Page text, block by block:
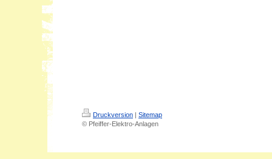
Druckversion | Sitemap
© Pfeiffer-Elektro-Anlagen